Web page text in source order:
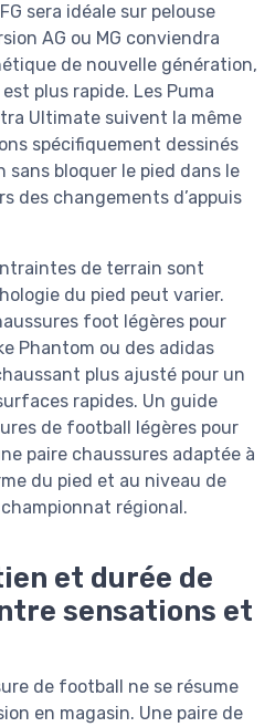
sera idéale sur pelouse
AG ou MG conviendra
de nouvelle génération,
plus rapide. Les Puma
Ultimate suivent la même
spécifiquement dessinés
bloquer le pied dans le
des changements d’appuis
de terrain sont
du pied peut varier.
foot légères pour
Phantom ou des adidas
plus ajusté pour un
rapides. Un guide
de football légères pour
paire chaussures adaptée à
du pied et au niveau de
régional.
et durée de
sensations et
de football ne se résume
en magasin. Une paire de